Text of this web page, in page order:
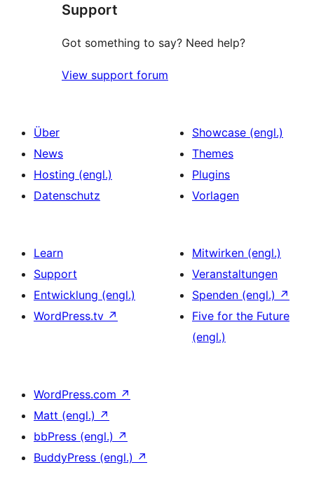
Rezensionen
Support
Got something to say? Need help?
View support forum
Über
News
Hosting (engl.)
Datenschutz
Showcase (engl.)
Themes
Plugins
Vorlagen
Learn
Support
Entwicklung (engl.)
WordPress.tv ↗
Mitwirken (engl.)
Veranstaltungen
Spenden (engl.) ↗
Five for the Future
(engl.)
WordPress.com ↗
Matt (engl.) ↗
bbPress (engl.) ↗
BuddyPress (engl.) ↗